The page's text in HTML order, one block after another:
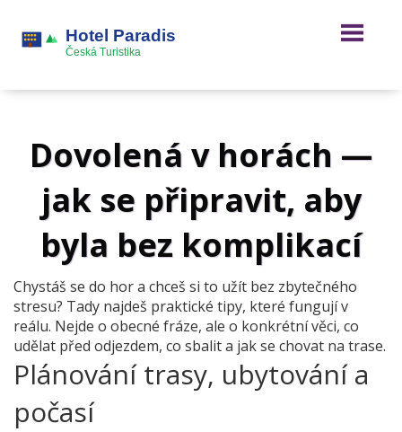
Dovolená v horách —
jak se připravit, aby
byla bez komplikací
Chystáš se do hor a chceš si to užít bez zbytečného
stresu? Tady najdeš praktické tipy, které fungují v
reálu. Nejde o obecné fráze, ale o konkrétní věci, co
udělat před odjezdem, co sbalit a jak se chovat na trase.
Plánování trasy, ubytování a
počasí